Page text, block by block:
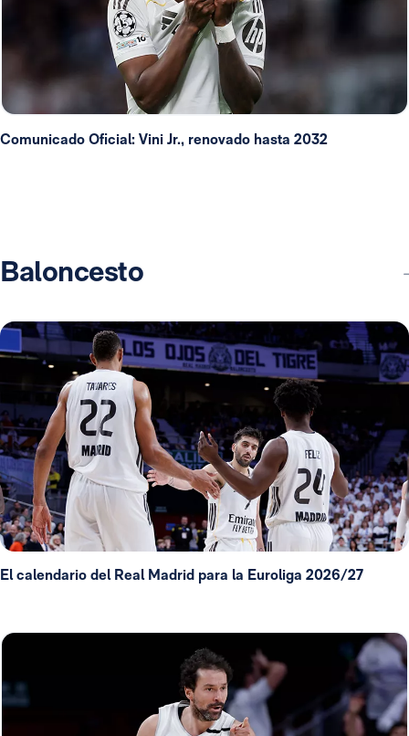
Comunicado Oficial: Vini Jr., renovado hasta 2032
Baloncesto
El calendario del Real Madrid para la Euroliga 2026/27